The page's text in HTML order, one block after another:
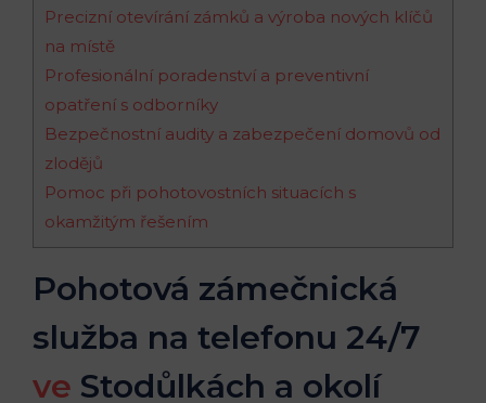
Precizní otevírání zámků a výroba nových klíčů
na místě
Profesionální poradenství a preventivní
opatření s odborníky
Bezpečnostní audity a zabezpečení domovů od
zlodějů
Pomoc při pohotovostních situacích s
okamžitým řešením
Pohotová zámečnická
služba na telefonu 24/7
ve Stodůlkách a okolí